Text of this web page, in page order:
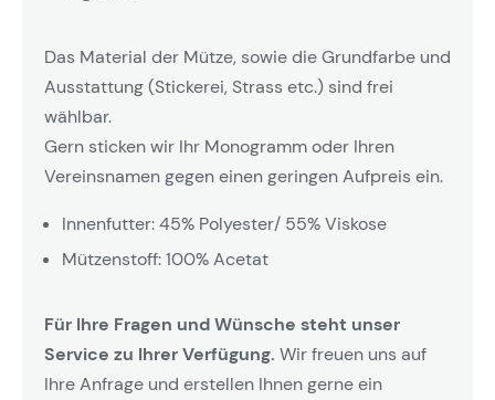
Das Material der Mütze, sowie die Grundfarbe und
Ausstattung (Stickerei, Strass etc.) sind frei
wählbar.
Gern sticken wir Ihr Monogramm oder Ihren
Vereinsnamen gegen einen geringen Aufpreis ein.
Innenfutter: 45% Polyester/ 55% Viskose
Mützenstoff: 100% Acetat
Für Ihre Fragen und Wünsche steht unser
Service zu Ihrer Verfügung. Wir freuen uns auf
Ihre Anfrage und erstellen Ihnen gerne ein